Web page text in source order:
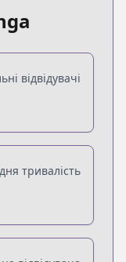
відвідувачі
тривалість